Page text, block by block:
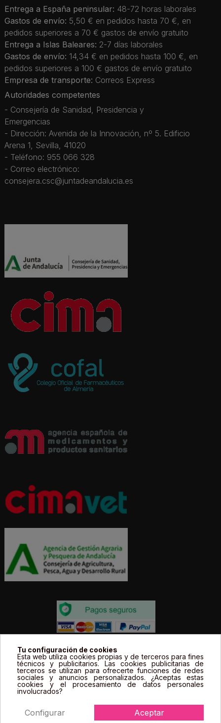
Entrega a España peninsular: 48-72 horas laborales
Gastos de envío: 5,50 € en pedidos hasta 70 €, en
pedidos superiores a 70 € gastos de envío gratuito
Entrega a Islas Baleares: 2-7 días laborales
Gastos de envío: 14,34 € en pedidos hasta 100 €, en
pedidos superiores a 100 € gastos de envío gratuito
Empresa de transporte: Correos Express
Autoridades competentes
- Consejería de Sanidad, Presidencia y
Emergencias
- Dirección: Avenida de la Innovación, nº 5. Edificio
Arena 1, Sevilla, 41020
- Teléfono: 955 066 328
- Correo electrónico:
consejera.csc@juntadeandalucia.es
Todos los precios estás expresados en Euros e
incluyen el IVA. | Todas las marcas, logotipos y fotos de
productos son propiedad legal de sus propietarios y
sólo se muestran a título informativo.
Tu configuración de cookies
Esta web utiliza cookies propias y de terceros para fines
técnicos y publicitarios. Las cookies publicitarias de
terceros se utilizan para ofrecerte funciones de redes
sociales y anuncios personalizados. ¿Aceptas estas
cookies y el procesamiento de datos personales
involucrados?
Aceptar
Configurar